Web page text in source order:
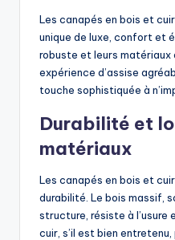
Les canapés en bois et
unique de luxe, confort et
robuste et leurs matériaux
expérience d’assise
touche sophistiquée à
Durabilité et
matériaux
Les canapés en bois et
durabilité. Le bois massif,
structure, résiste à l’usure
cuir, s’il est bien